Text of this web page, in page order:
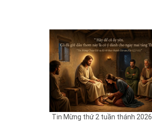
Tin Mừng thứ 2 tuần thánh 2026